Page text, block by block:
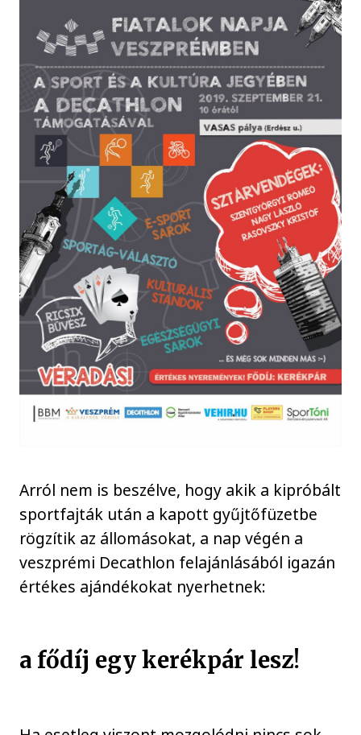
Arról nem is beszélve, hogy akik a kipróbált
sportfajták után a kapott gyűjtőfüzetbe
rögzítik az állomásokat, a nap végén a
veszprémi Decathlon felajánlásából igazán
értékes ajándékokat nyerhetnek:
a fődíj egy kerékpár lesz!